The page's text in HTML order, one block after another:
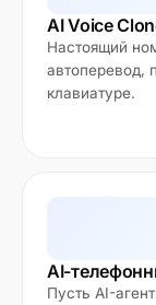
AI Voice
Настоящий
автоперевод,
клавиатуре.
AI-
Пусть AI-